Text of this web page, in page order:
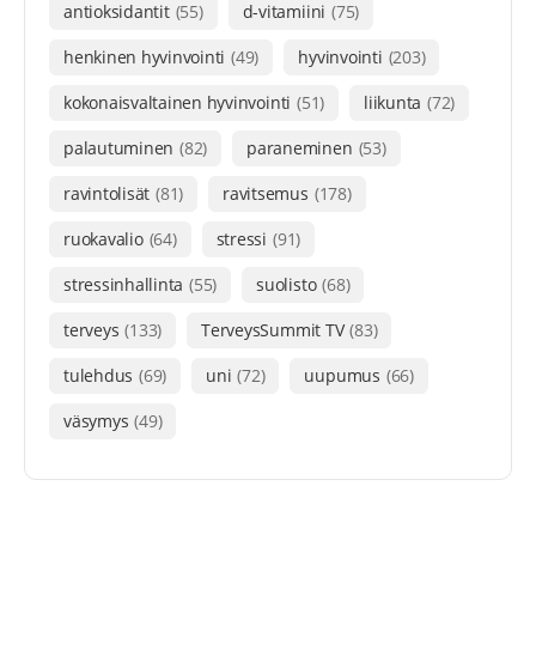
antioksidantit (55) d-vitamiini (75)
henkinen hyvinvointi (49) hyvinvointi (203)
kokonaisvaltainen hyvinvointi (51) liikunta (72)
palautuminen (82) paraneminen (53)
ravintolisät (81) ravitsemus (178)
ruokavalio (64) stressi (91)
stressinhallinta (55) suolisto (68)
terveys (133) TerveysSummit TV (83)
tulehdus (69) uni (72) uupumus (66)
väsymys (49)